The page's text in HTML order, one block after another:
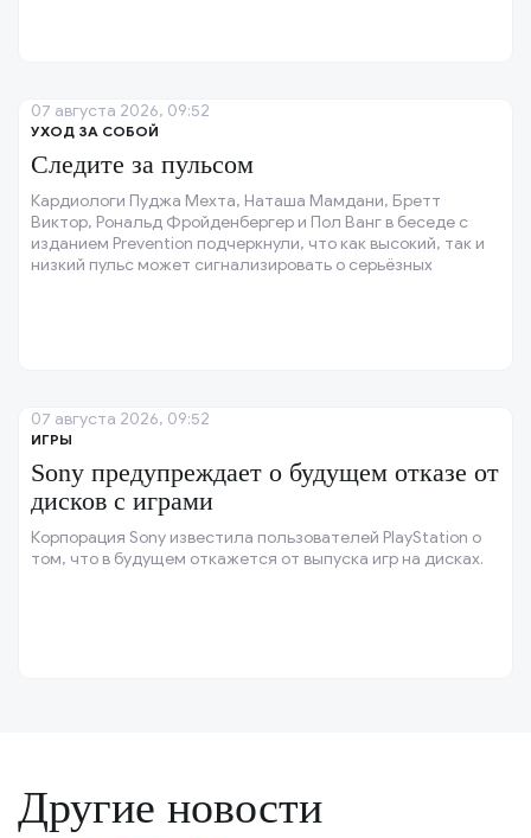
УХОД ЗА СОБОЙ
Следите за пульсом
Кардиологи Пуджа Мехта, Наташа Мамдани, Бретт
Виктор, Рональд Фройденбергер и Пол Ванг в беседе с
изданием Prevention подчеркнули, что как высокий, так и
низкий пульс может сигнализировать о серьёзных
07 августа 2026, 09:52
ИГРЫ
Sony предупреждает о будущем отказе от
дисков с играми
Корпорация Sony известила пользователей PlayStation о
том, что в будущем откажется от выпуска игр на дисках.
07 августа 2026, 09:52
Другие новости